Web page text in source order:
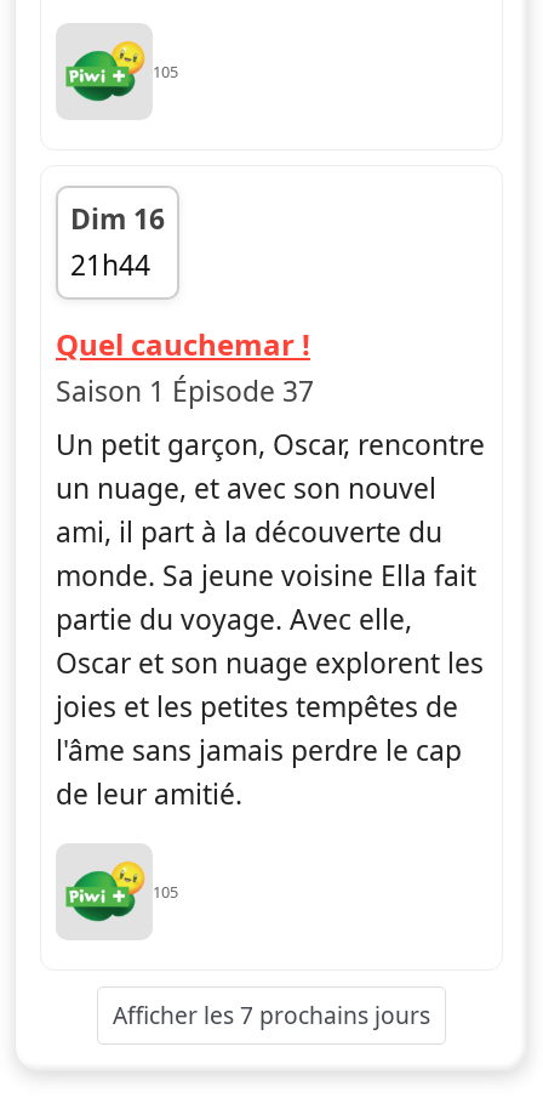
105
Dim 16
21h44
fin 21h56
Quel cauchemar !
Saison 1 Épisode 37
Un petit garçon, Oscar, rencontre
un nuage, et avec son nouvel
ami, il part à la découverte du
monde. Sa jeune voisine Ella fait
partie du voyage. Avec elle,
Oscar et son nuage explorent les
joies et les petites tempêtes de
l'âme sans jamais perdre le cap
de leur amitié.
105
Afficher les 7 prochains jours